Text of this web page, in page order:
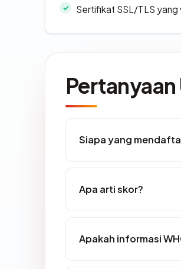
Sertifikat SSL/TLS yang
Siapa yang
Apa arti skor?
Apakah informasi